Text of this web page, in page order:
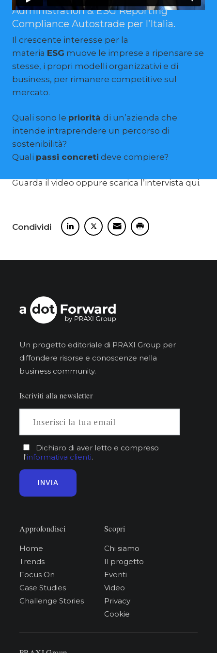
Administration & ESG Reporting
Compliance Autostrade per l’Italia.
Il crescente interesse per la
materia ESG muove le imprese a ripensare se
stesse, i propri modelli organizzativi e di
business, per rimanere competitive sul
mercato.
Quali sono le priorità di un’azienda che
intende intraprendere un percorso di
sostenibilità?
Quali passi concreti deve compiere?
Guarda il video oppure scarica l’intervista qui.
Condividi
Un progetto editoriale di PRAXI Group per
diffondere risorse e conoscenze nella
business community.
Iscriviti alla newsletter
Dichiaro di aver letto e compreso
l'informativa clienti.
Approfondisci
Home
Trends
Focus On
Case Studies
Challenge Stories
Scopri
Chi siamo
Il progetto
Eventi
Video
Privacy
Cookie